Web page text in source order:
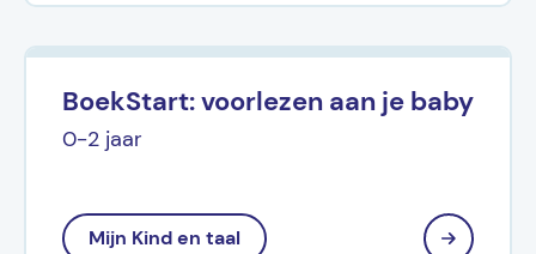
BoekStart: voorlezen aan je baby
0-2 jaar
Mijn Kind en taal